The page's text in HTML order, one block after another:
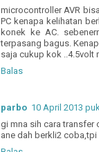
microcontroller AVR
PC kenapa kelihatan
konek ke AC.
terpasang bagus.
saja cukup kok ..4.5volt
Balas
parbo 10 April 2013
gi mna sih cara transfer
ane dah berkli2 coba,tpi